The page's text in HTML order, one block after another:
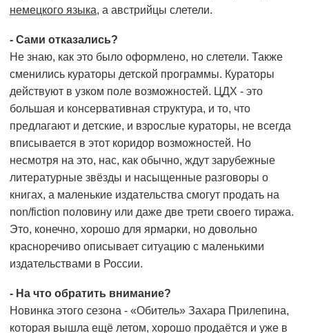
немецкого языка, а австрийцы слетели.
- Сами отказались?
Не знаю, как это было оформлено, но слетели. Также
сменились кураторы детской программы. Кураторы
действуют в узком поле возможностей. ЦДХ - это
большая и консервативная структура, и то, что
предлагают и детские, и взрослые кураторы, не всегда
вписывается в этот коридор возможностей. Но
несмотря на это, нас, как обычно, ждут зарубежные
литературные звёзды и насыщенные разговоры о
книгах, а маленькие издательства смогут продать на
non/fiction половину или даже две трети своего тиража.
Это, конечно, хорошо для ярмарки, но довольно
красноречиво описывает ситуацию с маленькими
издательствами в России.
- На что обратить внимание?
Новинка этого сезона - «Обитель» Захара Прилепина,
которая вышла ещё летом, хорошо продаётся и уже в